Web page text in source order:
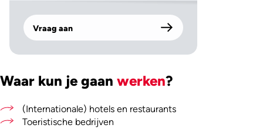
Vraag aan
Waar kun je gaan werken?
(Internationale) hotels en restaurants
Toeristische bedrijven